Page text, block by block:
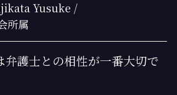
Yusuke /
所属
弁護士との相性が一番大切で